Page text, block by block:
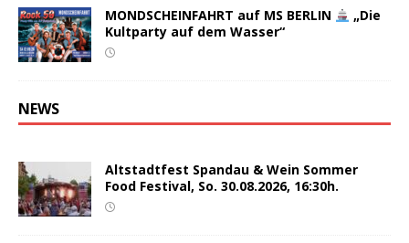
MONDSCHEINFAHRT auf MS BERLIN
„Die
Kultparty auf dem Wasser“
NEWS
Altstadtfest Spandau & Wein Sommer
Food Festival, So. 30.08.2026, 16:30h.